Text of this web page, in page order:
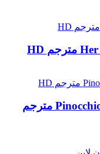
تحميل فيلم Pinocchio: Unstrung 2026 مترجم